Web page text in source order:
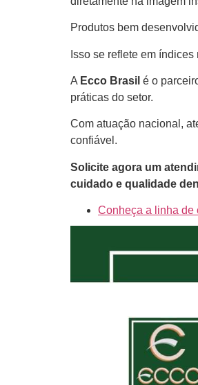
Produtos bem
Isso se reflete em
A Ecco Brasil é o
práticas do setor.
Com atuação nacional,
confiável.
Solicite agora um
cuidado e qualidade
Conheça a linha de